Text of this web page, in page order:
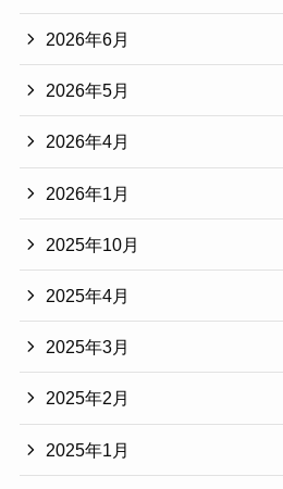
2026年6月
2026年5月
2026年4月
2026年1月
2025年10月
2025年4月
2025年3月
2025年2月
2025年1月